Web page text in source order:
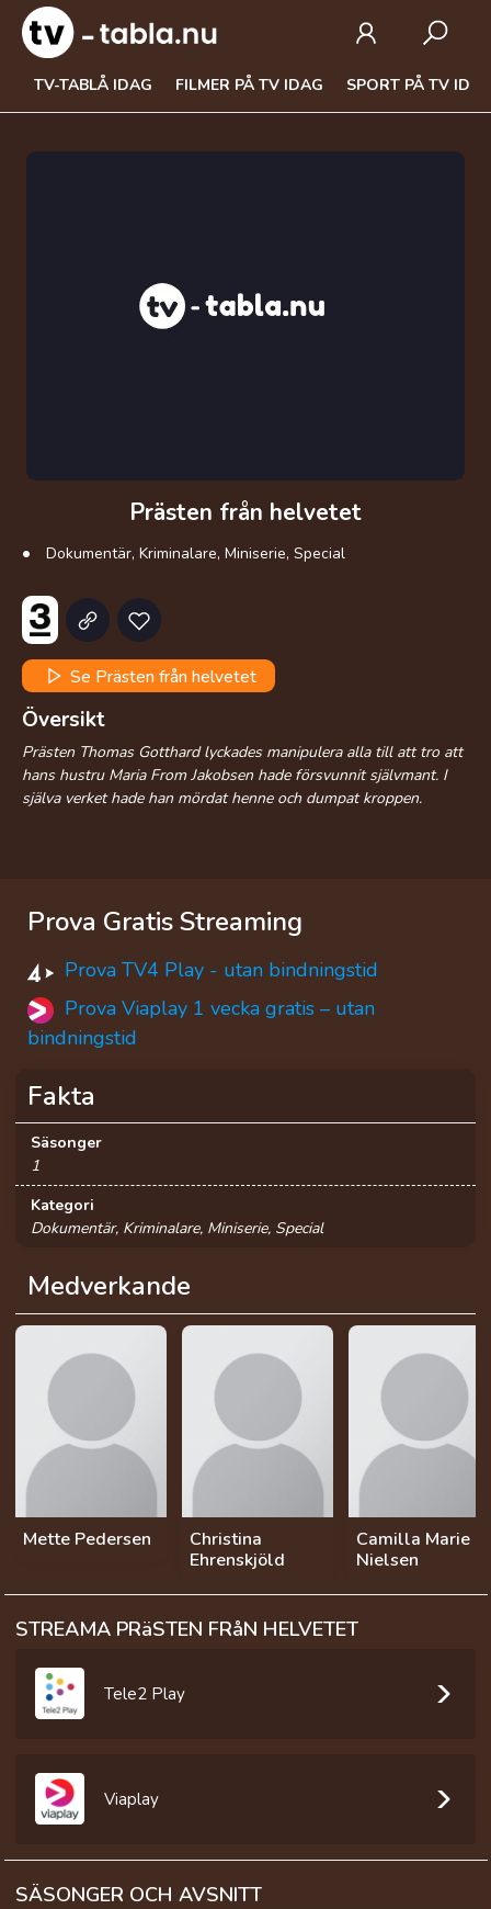
TV-TABLÅ IDAG FILMER PÅ TV IDAG SPORT PÅ TV
Prästen från helvetet
Dokumentär, Kriminalare, Miniserie, Special
Se Prästen från helvetet
Översikt
Prästen Thomas Gotthard lyckades manipulera alla till att tro att
hans hustru Maria From Jakobsen hade försvunnit självmant. I
själva verket hade han mördat henne och dumpat kroppen.
Prova Gratis Streaming
Prova TV4 Play - utan bindningstid
Prova Viaplay 1 vecka gratis – utan
bindningstid
Medverkande
Mette Pedersen
Christina
Ehrenskjöld
Camilla Marie
Nielsen
Fakta
Säsonger
1
Kategori
Dokumentär, Kriminalare, Miniserie, Special
STREAMA PRäSTEN FRåN HELVETET
Tele2 Play
Viaplay
SÄSONGER OCH AVSNITT